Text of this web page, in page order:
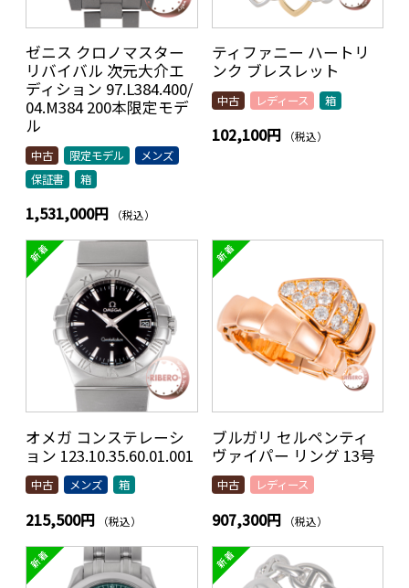
ゼニス クロノマスター
リバイバル 次元大介エ
ディション 97.L384.400/
04.M384 200本限定モデ
ル
中古 限定モデル
メンズ
保証書
箱
1,531,000円 （税込）
ティファニー ハートリ
ンク ブレスレット
中古 レディース 箱
102,100円 （税込）
オメガ コンステレーシ
ョン 123.10.35.60.01.001
中古 メンズ 箱
215,500円 （税込）
ブルガリ セルペンティ
ヴァイパー リング 13号
中古 レディース
907,300円 （税込）